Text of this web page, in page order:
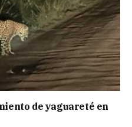
de yaguareté en